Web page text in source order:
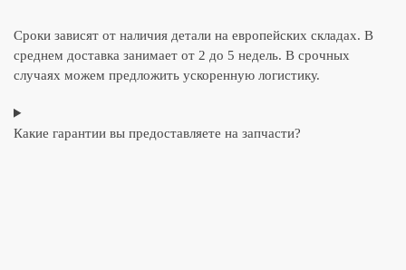
Сроки зависят от наличия детали на европейских складах. В
среднем доставка занимает от 2 до 5 недель. В срочных
случаях можем предложить ускоренную логистику.
Какие гарантии вы предоставляете на запчасти?